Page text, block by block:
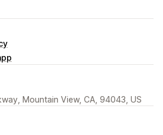
Mountain View, CA, 94043, US